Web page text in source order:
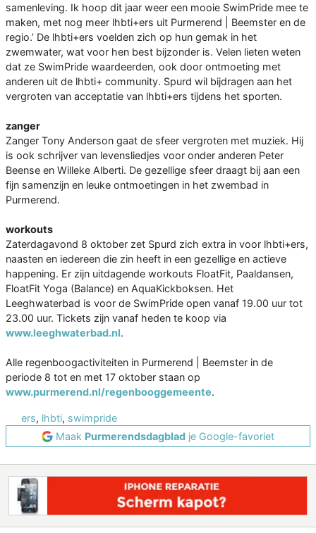
samenleving. Ik hoop dit jaar weer een mooie SwimPride mee te
maken, met nog meer lhbti+ers uit Purmerend | Beemster en de
regio.’ De lhbti+ers voelden zich op hun gemak in het
zwemwater, wat voor hen best bijzonder is. Velen lieten weten
dat ze SwimPride waardeerden, ook door ontmoeting met
anderen uit de lhbti+ community. Spurd wil bijdragen aan het
vergroten van acceptatie van lhbti+ers tijdens het sporten.
zanger
Zanger Tony Anderson gaat de sfeer vergroten met muziek. Hij
is ook schrijver van levensliedjes voor onder anderen Peter
Beense en Willeke Alberti. De gezellige sfeer draagt bij aan een
fijn samenzijn en leuke ontmoetingen in het zwembad in
Purmerend.
workouts
Zaterdagavond 8 oktober zet Spurd zich extra in voor lhbti+ers,
naasten en iedereen die zin heeft in een gezellige en actieve
happening. Er zijn uitdagende workouts FloatFit, Paaldansen,
FloatFit Yoga (Balance) en AquaKickboksen. Het
Leeghwaterbad is voor de SwimPride open vanaf 19.00 uur tot
23.00 uur. Tickets zijn vanaf heden te koop via
www.leeghwaterbad.nl.
Alle regenboogactiviteiten in Purmerend | Beemster in de
periode 8 tot en met 17 oktober staan op
www.purmerend.nl/regenbooggemeente.
ers, lhbti, swimpride
Maak Purmerendsdagblad je Google-favoriet